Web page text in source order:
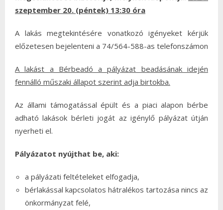
szeptember 20. (péntek) 13:30 óra
A lakás megtekintésére vonatkozó igényeket kérjük
előzetesen bejelenteni a 74/564-588-as telefonszámon
A lakást a Bérbeadó a pályázat beadásának idején
fennálló műszaki állapot szerint adja birtokba.
Az állami támogatással épült és a piaci alapon bérbe
adható lakások bérleti jogát az igénylő pályázat útján
nyerheti el.
Pályázatot nyújthat be, aki:
a pályázati feltételeket elfogadja,
bérlakással kapcsolatos hátralékos tartozása nincs az
önkormányzat felé,